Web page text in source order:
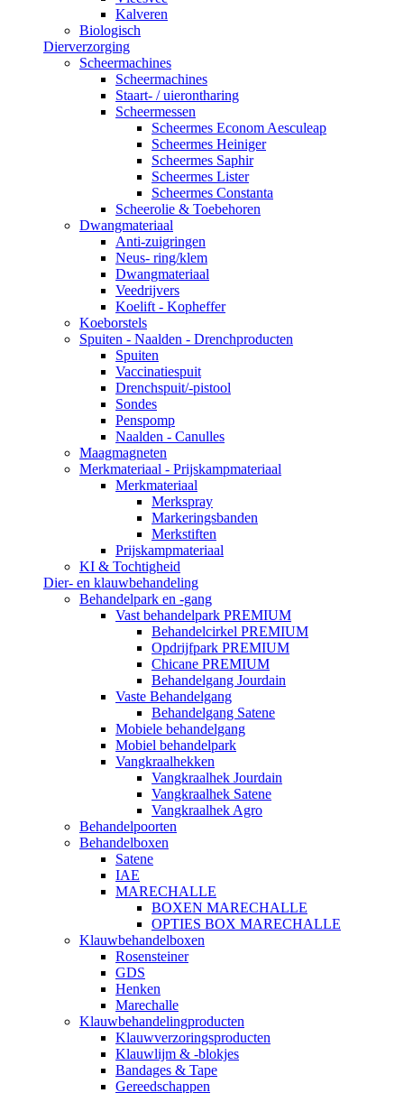
Kalveren
Biologisch
Dierverzorging
Scheermachines
Scheermachines
Staart- / uierontharing
Scheermessen
Scheermes Econom Aesculeap
Scheermes Heiniger
Scheermes Saphir
Scheermes Lister
Scheermes Constanta
Scheerolie & Toebehoren
Dwangmateriaal
Anti-zuigringen
Neus- ring/klem
Dwangmateriaal
Veedrijvers
Koelift - Kopheffer
Koeborstels
Spuiten - Naalden - Drenchproducten
Spuiten
Vaccinatiespuit
Drenchspuit/-pistool
Sondes
Penspomp
Naalden - Canulles
Maagmagneten
Merkmateriaal - Prijskampmateriaal
Merkmateriaal
Merkspray
Markeringsbanden
Merkstiften
Prijskampmateriaal
KI & Tochtigheid
Dier- en klauwbehandeling
Behandelpark en -gang
Vast behandelpark PREMIUM
Behandelcirkel PREMIUM
Opdrijfpark PREMIUM
Chicane PREMIUM
Behandelgang Jourdain
Vaste Behandelgang
Behandelgang Satene
Mobiele behandelgang
Mobiel behandelpark
Vangkraalhekken
Vangkraalhek Jourdain
Vangkraalhek Satene
Vangkraalhek Agro
Behandelpoorten
Behandelboxen
Satene
IAE
MARECHALLE
BOXEN MARECHALLE
OPTIES BOX MARECHALLE
Klauwbehandelboxen
Rosensteiner
GDS
Henken
Marechalle
Klauwbehandelingproducten
Klauwverzoringsproducten
Klauwlijm & -blokjes
Bandages & Tape
Gereedschappen